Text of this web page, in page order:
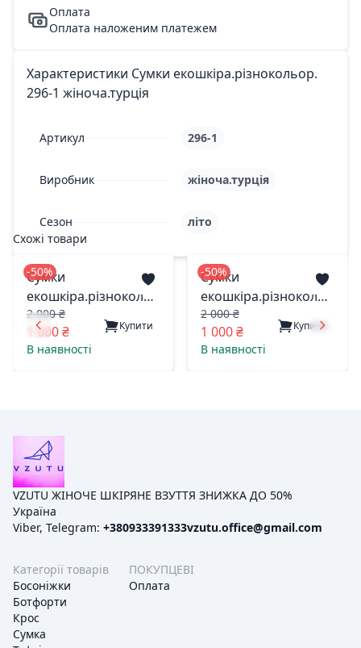
Оплата
Оплата наложеним платежем
Характеристики Сумки екошкіра.різнокольор.
296-1 жіноча.турція
Артикул 296-1
Виробник жіноча.турція
Сезон
літо
Схожі товари
-50%
Сумки
екошкіра.різнокольор.
7656-1 жіноча китай
2 000 ₴
1 000 ₴ Купити
В наявності
-50%
Сумки
екошкіра.різнокольор.
3980 жіноча китай
2 000 ₴
1 000 ₴ Купити
В наявності
VZUTU ЖІНОЧЕ ШКІРЯНЕ ВЗУТТЯ ЗНИЖКА ДО 50%
Україна
Viber, Telegram: +380933391333vzutu.office@gmail.com
Категорії товарів
Босоніжки
Ботфорти
Крос
Сумка
ПОКУПЦЕВІ
Оплата